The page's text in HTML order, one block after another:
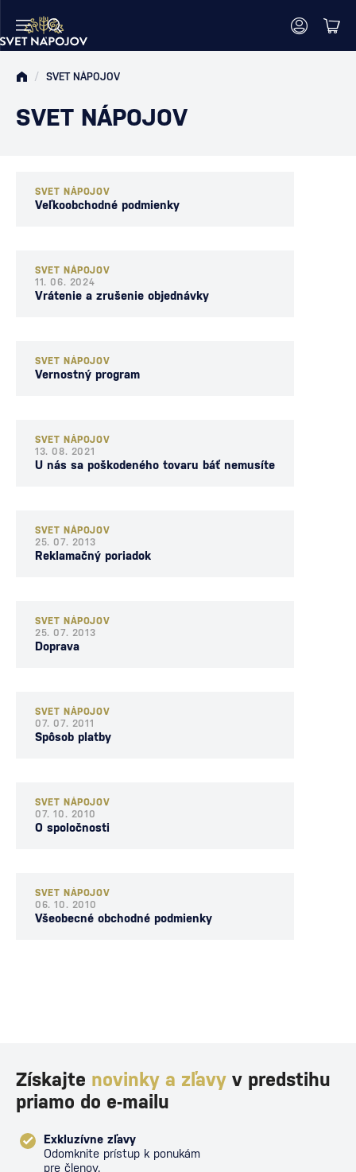
/ SVET NÁPOJOV
SVET NÁPOJOV
SVET NÁPOJOV
Veľkoobchodné podmienky
SVET NÁPOJOV
11. 06. 2024
Vrátenie a zrušenie objednávky
SVET NÁPOJOV
Vernostný program
SVET NÁPOJOV
13. 08. 2021
U nás sa poškodeného tovaru báť nemusíte
SVET NÁPOJOV
25. 07. 2013
Reklamačný poriadok
SVET NÁPOJOV
25. 07. 2013
Doprava
SVET NÁPOJOV
07. 07. 2011
Spôsob platby
SVET NÁPOJOV
07. 10. 2010
O spoločnosti
SVET NÁPOJOV
06. 10. 2010
Všeobecné obchodné podmienky
Získajte novinky a zľavy v predstihu
priamo do e-mailu
Exkluzívne zľavy
Odomknite prístup k ponukám
pre členov.